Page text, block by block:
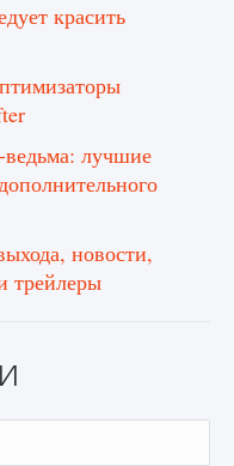
Крист в
Тамура в
красить
лучшие
новости,
трейлеры